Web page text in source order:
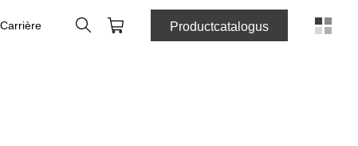
Carrière ZoekenWinkelmandje
Productcatalogus